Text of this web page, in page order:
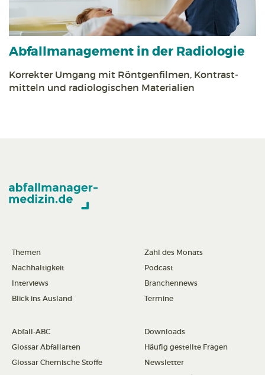
Abfall­management in der Radiologie
Korrekter Umgang mit Röntgen­filmen, Kontrast­
mitteln und radiologischen Materialien
Themen
Nachhaltigkeit
Interviews
Blick ins Ausland
Zahl des Monats
Podcast
Branchennews
Termine
Abfall-ABC
Glossar Abfallarten
Glossar Chemische Stoffe
Downloads
Häufig gestellte Fragen
Newsletter